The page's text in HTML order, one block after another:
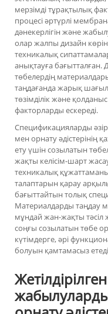
мерзімді тұрақтылық
процесі әртүрлі
дәнекерлігін және
олар жалпы дизайн
техникалық
анықтауға бағытталған.
төбелердің
таңдағанда жарық
төзімділік және
факторларды ескереді.
Спецификацияларды
мен орнату әдістерінің
ету үшін созылатын
жақты келісім-шарт
техникалық
талаптарын қарау
бағыттайтын толық
Материалдарды таңдау
мұндай жан-жақты
соңғы созылатын төбе
күтімдерге, әрі
болуын қамтамасыз